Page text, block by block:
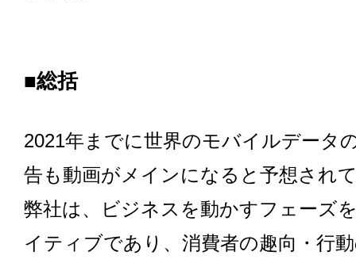
■総括
2021年までに世界のモバイルデータ
告も動画がメインになると予想され
弊社は、ビジネスを動かすフェーズ
イティブであり、消費者の趣向・行